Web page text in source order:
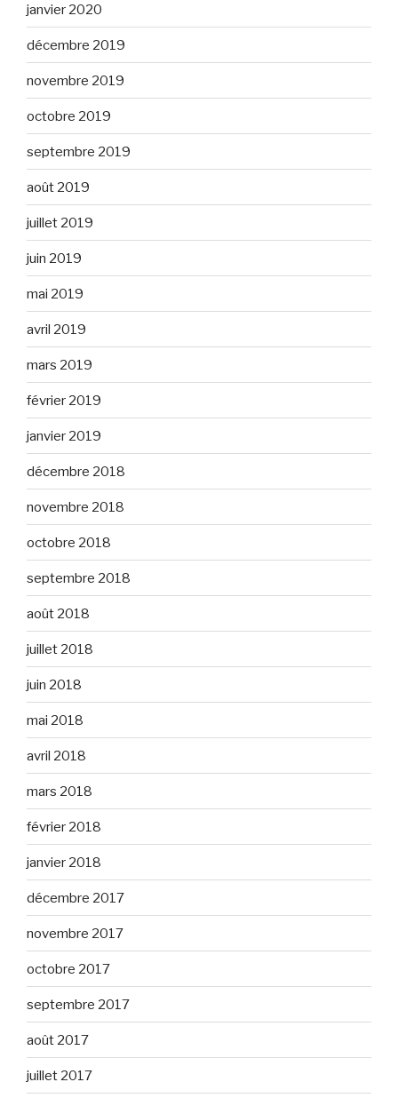
janvier 2020
décembre 2019
novembre 2019
octobre 2019
septembre 2019
août 2019
juillet 2019
juin 2019
mai 2019
avril 2019
mars 2019
février 2019
janvier 2019
décembre 2018
novembre 2018
octobre 2018
septembre 2018
août 2018
juillet 2018
juin 2018
mai 2018
avril 2018
mars 2018
février 2018
janvier 2018
décembre 2017
novembre 2017
octobre 2017
septembre 2017
août 2017
juillet 2017